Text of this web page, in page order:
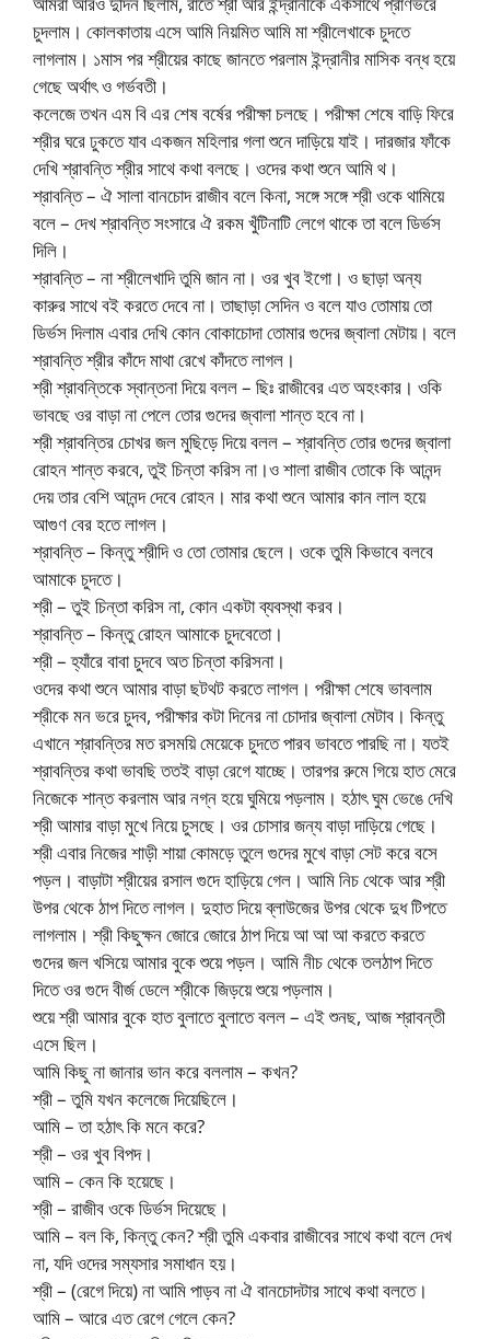
চুদলাম। কোলকাতায় এসে আমি নিয়মিত আমি মা শ্রীলেখাকে চুদতে
লাগলাম। ১মাস পর শ্রীয়ের কাছে জানতে পরলাম ইন্দ্রানীর মাসিক বন্ধ হয়ে
গেছে অর্থাৎ ও গর্ভবতী।
কলেজে তখন এম বি এর শেষ বর্ষের পরীক্ষা চলছে। পরীক্ষা শেষে বাড়ি ফিরে
শ্রীর ঘরে ঢুকতে যাব একজন মহিলার গলা শুনে দাড়িয়ে যাই। দারজার ফাঁকে
দেখি শ্রাবন্তি শ্রীর সাথে কথা বলছে। ওদের কথা শুনে আমি থ।
শ্রাবন্তি – ঐ সালা বানচোদ রাজীব বলে কিনা, সঙ্গে সঙ্গে শ্রী ওকে থামিয়ে
বলে – দেখ শ্রাবন্তি সংসারে ঐ রকম খুঁটিনাটি লেগে থাকে তা বলে ডির্ভস
দিলি।
শ্রাবন্তি – না শ্রীলেখাদি তুমি জান না। ওর খুব ইগো। ও ছাড়া অন্য
কারুর সাথে বই করতে দেবে না। তাছাড়া সেদিন ও বলে যাও তোমায় তো
ডির্ভস দিলাম এবার দেখি কোন বোকাচোদা তোমার গুদের জ্বালা মেটায়। বলে
শ্রাবন্তি শ্রীর কাঁদে মাথা রেখে কাঁদতে লাগল।
শ্রী শ্রাবন্তিকে স্বান্তনা দিয়ে বলল – ছিঃ রাজীবের এত অহংকার। ওকি
ভাবছে ওর বাড়া না পেলে তোর গুদের জ্বালা শান্ত হবে না।
শ্রী শ্রাবন্তির চোখর জল মুছিড়ে দিয়ে বলল – শ্রাবন্তি তোর গুদের জ্বালা
রোহন শান্ত করবে, তুই চিন্তা করিস না।ও শালা রাজীব তোকে কি আনন্দ
দেয় তার বেশি আনন্দ দেবে রোহন। মার কথা শুনে আমার কান লাল হয়ে
আগুণ বের হতে লাগল।
শ্রাবন্তি – কিন্তু শ্রীদি ও তো তোমার ছেলে। ওকে তুমি কিভাবে বলবে
আমাকে চুদতে।
শ্রী – তুই চিন্তা করিস না, কোন একটা ব্যবস্থা করব।
শ্রাবন্তি – কিন্তু রোহন আমাকে চুদবেতো।
শ্রী – হ্যাঁরে বাবা চুদবে অত চিন্তা করিসনা।
ওদের কথা শুনে আমার বাড়া ছটথট করতে লাগল। পরীক্ষা শেষে ভাবলাম
শ্রীকে মন ভরে চুদব, পরীক্ষার কটা দিনের না চোদার জ্বালা মেটাব। কিন্তু
এখানে শ্রাবন্তির মত রসময়ি মেয়েকে চুদতে পারব ভাবতে পারছি না। যতই
শ্রাবন্তির কথা ভাবছি ততই বাড়া রেগে যাচ্ছে। তারপর রুমে গিয়ে হাত মেরে
নিজেকে শান্ত করলাম আর নগ্ন হয়ে ঘুমিয়ে পড়লাম। হঠাৎ ঘুম ভেঙে দেখি
শ্রী আমার বাড়া মুখে নিয়ে চুসছে। ওর চোসার জন্য বাড়া দাড়িয়ে গেছে।
শ্রী এবার নিজের শাড়ী শায়া কোমড়ে তুলে গুদের মুখে বাড়া সেট করে বসে
পড়ল। বাড়াটা শ্রীয়ের রসাল গুদে হাড়িয়ে গেল। আমি নিচ থেকে আর শ্রী
উপর থেকে ঠাপ দিতে লাগল। দুহাত দিয়ে ব্লাউজের উপর থেকে দুধ টিপতে
লাগলাম। শ্রী কিছুক্ষন জোরে জোরে ঠাপ দিয়ে আ আ আ করতে করতে
গুদের জল খসিয়ে আমার বুকে শুয়ে পড়ল। আমি নীচ থেকে তলঠাপ দিতে
দিতে ওর গুদে বীর্জ ডেলে শ্রীকে জিড়য়ে শুয়ে পড়লাম।
শুয়ে শ্রী আমার বুকে হাত বুলাতে বুলাতে বলল – এই শুনছ, আজ শ্রাবন্তী
এসে ছিল।
আমি কিছু না জানার ভান করে বললাম – কখন?
শ্রী – তুমি যখন কলেজে দিয়েছিলে।
আমি – তা হঠাৎ কি মনে করে?
শ্রী – ওর খুব বিপদ।
আমি – কেন কি হয়েছে।
শ্রী – রাজীব ওকে ডির্ভস দিয়েছে।
আমি – বল কি, কিন্তু কেন? শ্রী তুমি একবার রাজীবের সাথে কথা বলে দেখ
না, যদি ওদের সম্যসার সমাধান হয়।
শ্রী – (রেগে দিয়ে) না আমি পাড়ব না ঐ বানচোদটার সাথে কথা বলতে।
আমি – আরে এত রেগে গেলে কেন?